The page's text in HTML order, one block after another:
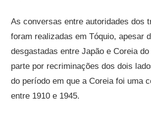
As conversas entre autoridades dos
foram realizadas em Tóquio, apesar
desgastadas entre Japão e Coreia
parte por recriminações dos dois
do período em que a Coreia foi uma
entre 1910 e 1945.